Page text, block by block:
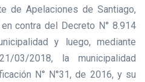
de Apelaciones de Santiago,
contra del Decreto N° 8.914
y luego, mediante
03/2018, la municipalidad
N° N°31, de 2016, y su